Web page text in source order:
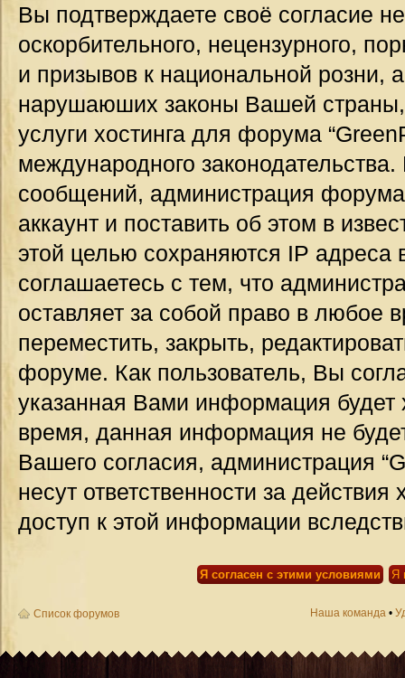
Вы подтверждаете своё согласие
оскорбительного, нецензурного,
и призывов к национальной розни,
нарушаюших законы Вашей страны,
услуги хостинга для форума
международного
сообщений, администрация
аккаунт и поставить об этом в
этой целью сохраняются IP
соглашаетесь с тем, что
оставляет за собой право в любое
переместить, закрыть,
форуме. Как пользователь, Вы
указанная Вами информация будет
время, данная информация не
Вашего согласия, администрация
несут ответственности за
доступ к этой информации
Список форумов Наша команда •